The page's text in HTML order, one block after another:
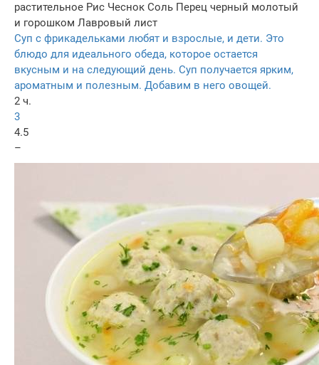
растительное Рис Чеснок Соль Перец черный молотый
и горошком Лавровый лист
Суп с фрикадельками любят и взрослые, и дети. Это
блюдо для идеального обеда, которое остается
вкусным и на следующий день. Суп получается ярким,
ароматным и полезным. Добавим в него овощей.
2 ч.
3
4.5
–